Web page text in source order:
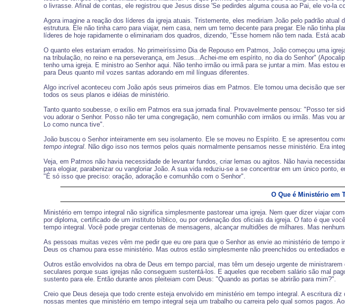
o livrasse. Afinal de contas, ele registrou que Jesus disse 'Se pedirdes alguma cousa ao Pai, ele vo-la
Agora imagine a reação dos líderes da igreja atuais. Tristemente, eles mediriam João pelo padrão
estrutura. Ele não tinha carro para viajar, nem casa, nem um terno decente para pregar. Ele não tinha
líderes de hoje rapidamente o eliminariam dos quadros, dizendo, "Esse homem não tem nada. Está
O quanto eles estariam errados. No primeiríssimo Dia de Repouso em Patmos, João começou uma
na tribulação, no reino e na perseverança, em Jesus...Achei-me em espírito, no dia do Senhor"
tenho uma igreja. E ministro ao Senhor aqui. Não tenho irmão ou irmã para se juntar a mim. Mas
para Deus quanto mil vozes santas adorando em mil línguas diferentes.
Algo incrível aconteceu com João após seus primeiros dias em Patmos. Ele tomou uma decisão que
todos os seus planos e idéias de ministério.
Tanto quanto soubesse, o exílio em Patmos era sua jornada final. Provavelmente pensou: "Posso ter
vou adorar o Senhor. Posso não ter uma congregação, nem comunhão com irmãos ou irmãs. Mas
Lo como nunca tive".
João buscou o Senhor inteiramente em seu isolamento. Ele se moveu no Espírito. E se apresentou
tempo integral. Não digo isso nos termos pelos quais normalmente pensamos nesse ministério. Era
Veja, em Patmos não havia necessidade de levantar fundos, criar lemas ou agitos. Não havia
para elogiar, parabenizar ou vangloriar João. A sua vida reduziu-se a se concentrar em um único
"É só isso que preciso: oração, adoração e comunhão com o Senhor".
O Que é Ministério em
Ministério em tempo integral não significa simplesmente pastorear uma igreja. Nem quer dizer viajar
por diploma, certificado de um instituto bíblico, ou por ordenação dos oficiais da igreja. O fato é que
tempo integral. Você pode pregar centenas de mensagens, alcançar multidões de milhares. Mas
As pessoas muitas vezes vêm me pedir que eu ore para que o Senhor as envie ao ministério de
Deus os chamou para esse ministério. Mas outros estão simplesmente não preenchidos ou
Outros estão envolvidos na obra de Deus em tempo parcial, mas têm um desejo urgente de
seculares porque suas igrejas não conseguem sustentá-los. E aqueles que recebem salário são mal
sustento para ele. Então durante anos pleiteiam com Deus: "Quando as portas se abrirão para mim?".
Creio que Deus deseja que todo crente esteja envolvido em ministério em tempo integral. A escritura
nossas mentes que ministério em tempo integral seja um trabalho ou carreira pelo qual somos pagos.